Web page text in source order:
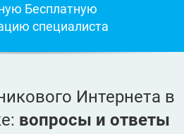
Бесплатную
специалиста
Интернета в
вопросы и ответы